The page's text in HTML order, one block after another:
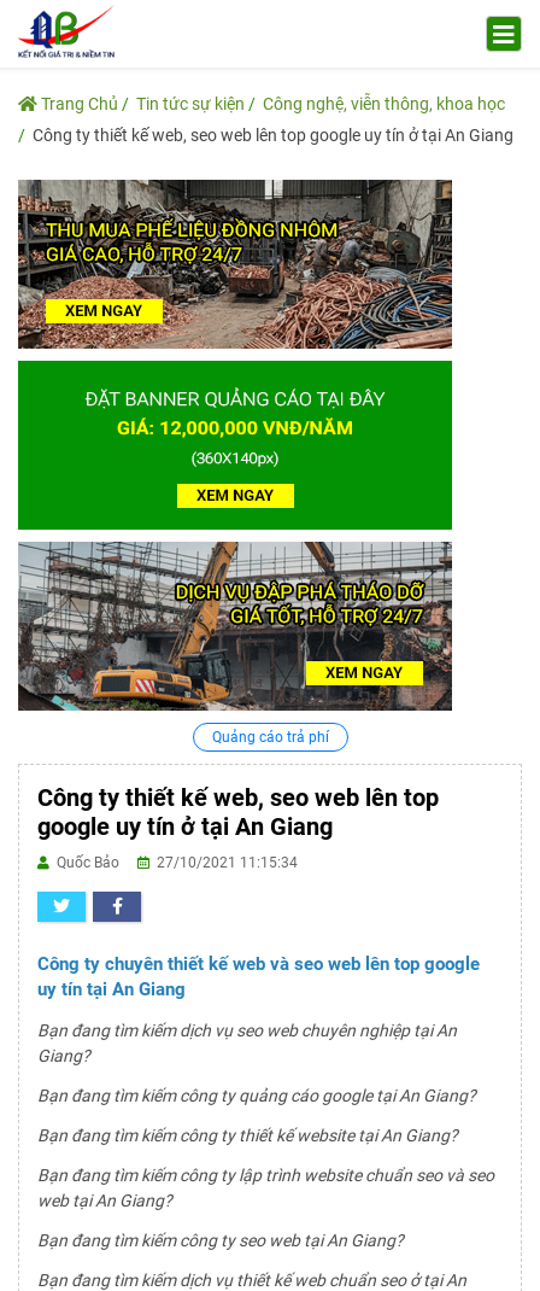
Trang Chủ Tin tức sự kiện
Công nghệ, viễn thông, khoa học
Công ty thiết kế web, seo web lên top google uy tín ở tại An Giang
Quảng cáo trả phí
Công ty thiết kế web, seo web lên top
google uy tín ở tại An Giang
Quốc Bảo 27/10/2021 11:15:34
Công ty chuyên thiết kế web và seo web lên top google
uy tín tại An Giang
Bạn đang tìm kiếm dịch vụ seo web chuyên nghiệp tại An
Giang?
Bạn đang tìm kiếm công ty quảng cáo google tại An Giang?
Bạn đang tìm kiếm công ty thiết kế website tại An Giang?
Bạn đang tìm kiếm công ty lập trình website chuẩn seo và seo
web tại An Giang?
Bạn đang tìm kiếm công ty seo web tại An Giang?
Bạn đang tìm kiếm dịch vụ thiết kế web chuẩn seo ở tại An